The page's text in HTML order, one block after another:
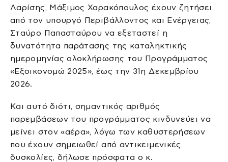
Λαρίσης, Μάξιμος Χαρακόπουλος έχουν ζητήσει
από τον υπουργό Περιβάλλοντος και Ενέργειας,
Σταύρο Παπασταύρου να εξεταστεί η
δυνατότητα παράτασης της καταληκτικής
ημερομηνίας ολοκλήρωσης του Προγράμματος
«Εξοικονομώ 2025», έως την 31η Δεκεμβρίου
2026.
Και αυτό διότι, σημαντικός αριθμός
παρεμβάσεων του προγράμματος κινδυνεύει να
μείνει στον «αέρα», λόγω των καθυστερήσεων
που έχουν σημειωθεί από αντικειμενικές
δυσκολίες, δήλωσε πρόσφατα ο κ.